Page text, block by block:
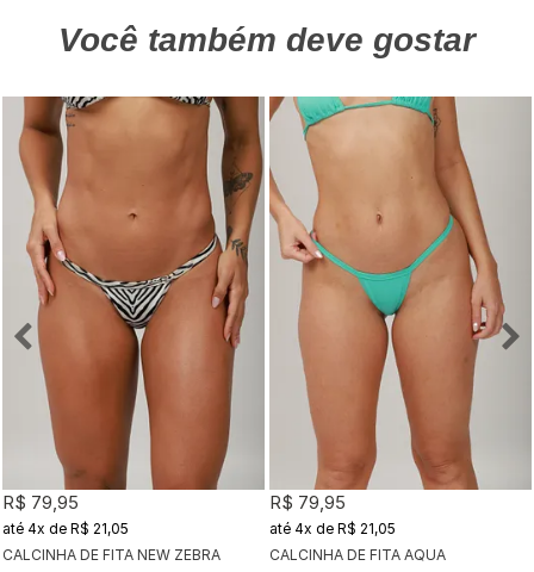
Você também deve gostar
CALCINHA DE FITA NEW ZEBRA
R$ 79,95
4x de R$ 21,05
CALCINHA DE FITA AQUA
R$ 79,95
4x de R$ 21,05